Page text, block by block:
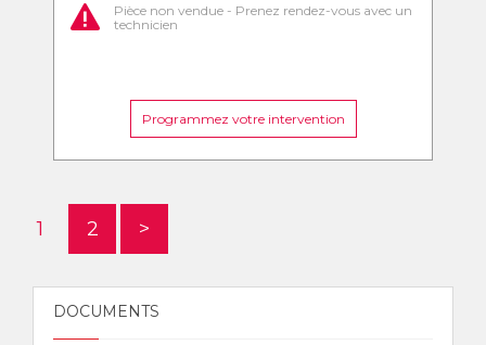
Pièce non vendue - Prenez rendez-vous avec un
technicien
Programmez votre intervention
1 2 >
DOCUMENTS